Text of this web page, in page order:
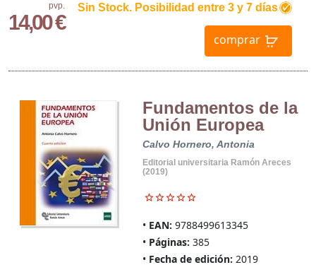
pvp.
14,00 €
Sin Stock. Posibilidad entre 3 y 7 días
comprar
Fundamentos de la
Unión Europea
Calvo Hornero, Antonia
Editorial universitaria Ramón Areces
(2019)
EAN: 9788499613345
Páginas: 385
Fecha de edición: 2019